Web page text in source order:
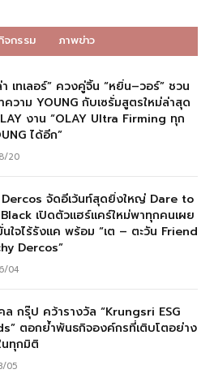
จกรรม ภาพข่าว
เทเลอร์” ควงคู่จิ้น “หยิ่น–วอร์” ชวน
ความ YOUNG กับเซรั่มสูตรใหม่ล่าสุด
งาน “OLAY Ultra Firming ทุก
ได้อีก”
20
จัดอีเว้นท์สุดยิ่งใหญ่ Dare to
เปิดตัวแฮร์แคร์ใหม่พาทุกคนเผย
ใจไร้รังแค พร้อม “เต – ตะวัน Friend
Dercos”
04
ล กรุ๊ป คว้ารางวัล “Krungsri ESG
ตอกย้ำพันธกิจองค์กรที่เติบโตอย่าง
ทุกมิติ
05